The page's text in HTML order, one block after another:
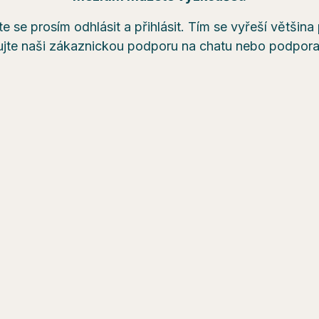
se prosím odhlásit a přihlásit. Tím se vyřeší většina
naši zákaznickou podporu na chatu nebo